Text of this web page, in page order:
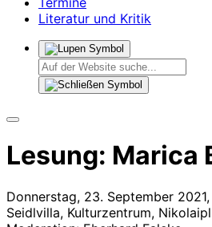
Literatur und Kritik
Lesung: Marica
Donnerstag, 23. September
Seidlvilla, Kulturzentrum,